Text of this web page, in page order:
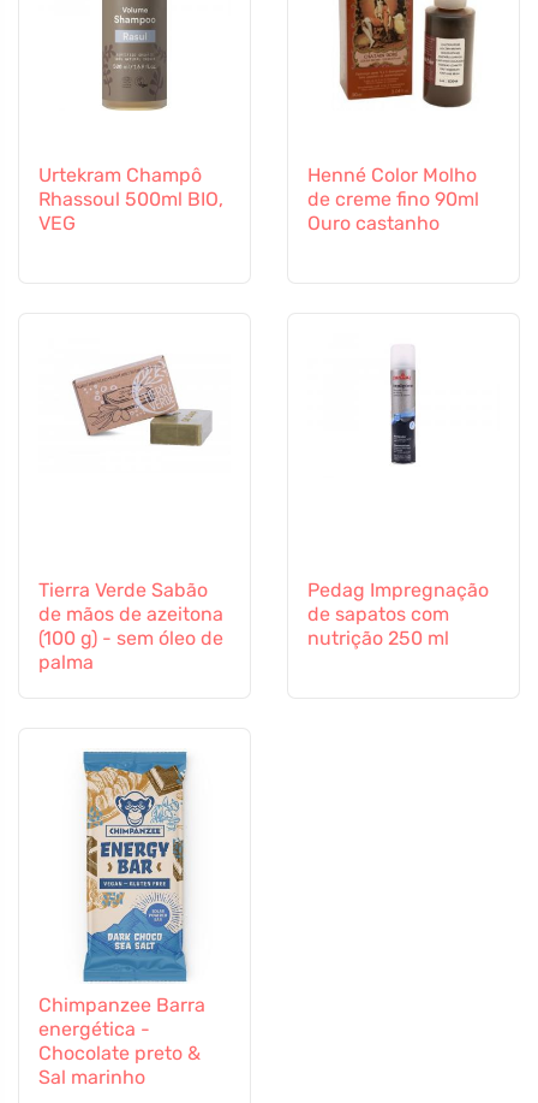
Urtekram Champô
Rhassoul 500ml BIO,
VEG
Henné Color Molho
de creme fino 90ml
Ouro castanho
Tierra Verde Sabão
de mãos de azeitona
(100 g) - sem óleo de
palma
Pedag Impregnação
de sapatos com
nutrição 250 ml
Chimpanzee Barra
energética -
Chocolate preto &
Sal marinho